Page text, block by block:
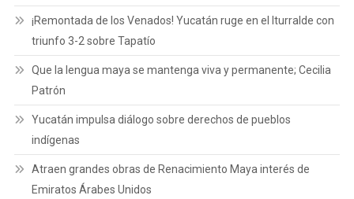
¡Remontada de los Venados! Yucatán ruge en el Iturralde con
triunfo 3-2 sobre Tapatío
Que la lengua maya se mantenga viva y permanente; Cecilia
Patrón
Yucatán impulsa diálogo sobre derechos de pueblos
indígenas
Atraen grandes obras de Renacimiento Maya interés de
Emiratos Árabes Unidos